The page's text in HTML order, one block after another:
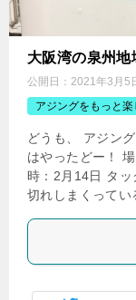
大阪湾の泉州地
公開日： 2021年3月5
アジングをもっと楽
どうも、 アジン
はやったどー！
時：2月14日 タ
切れしまくって